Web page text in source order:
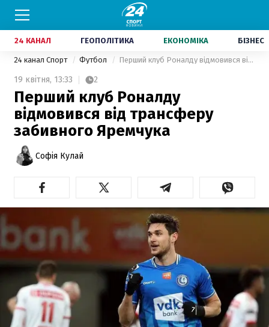
24 КАНАЛ ГЕОПОЛІТИКА ЕКОНОМІКА БІЗНЕС
24 канал Спорт Футбол Перший клуб Роналду відмовився від трансферу забивного Яремчука
19 квітня, 13:33 2
Перший клуб Роналду
відмовився від трансферу
забивного Яремчука
Софія Кулай